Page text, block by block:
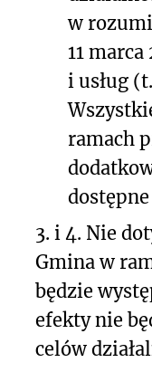
w
11
i usług
ramach
3. i 4. Nie
Gmina w
będzie
efekty nie
celów